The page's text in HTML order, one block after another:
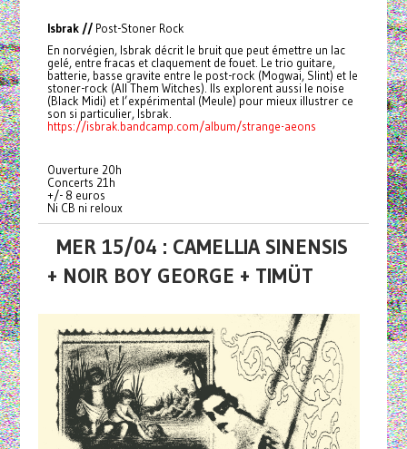
Isbrak // Post-Stoner Rock
En norvégien, Isbrak décrit le bruit que peut émettre un lac
gelé, entre fracas et claquement de fouet. Le trio guitare,
batterie, basse gravite entre le post-rock (Mogwai, Slint) et le
stoner-rock (All Them Witches). Ils explorent aussi le noise
(Black Midi) et l’expérimental (Meule) pour mieux illustrer ce
son si particulier, Isbrak.
https://isbrak.bandcamp.com/album/strange-aeons
Ouverture 20h
Concerts 21h
+/- 8 euros
Ni CB ni reloux
MER 15/04 : CAMELLIA SINENSIS
+ NOIR BOY GEORGE + TIMÜT